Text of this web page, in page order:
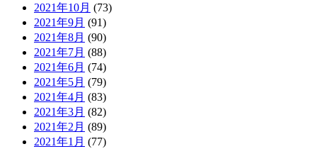
2021年10月 (73)
2021年9月 (91)
2021年8月 (90)
2021年7月 (88)
2021年6月 (74)
2021年5月 (79)
2021年4月 (83)
2021年3月 (82)
2021年2月 (89)
2021年1月 (77)